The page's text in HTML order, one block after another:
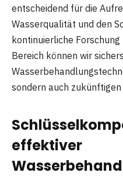
entscheidend für die
Wasserqualität und den
kontinuierliche
Bereich können wir
sondern auch
effektiver